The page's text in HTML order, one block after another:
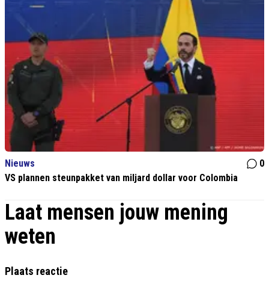
Nieuws
0
VS plannen steunpakket van miljard dollar voor Colombia
Laat mensen jouw mening
weten
Plaats reactie